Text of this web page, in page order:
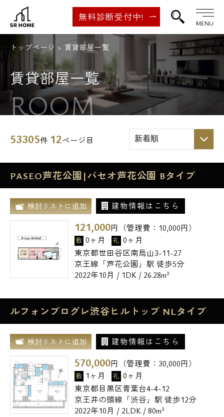
無料診断受付中!
MENU
トップページ 賃貸部屋一覧
賃貸部屋一覧
ROOM
53305件 12ページ目
PASEO芦花公園|パセオ芦花公園 Bタイプ
検討リストに追加 建物情報はこちら
121,000円（管理費： 10,000円）
敷 0ヶ月 礼 0ヶ月
東京都世田谷区南烏山3-11-27
京王線「芦花公園」駅 徒歩5分
2022年10月 / 1DK / 26.28m²
ルフォンプログレ渋谷ヒルトップ NLタイプ
検討リストに追加 建物情報はこちら
570,000円（管理費： 30,000円）
敷 1ヶ月 礼 0ヶ月
東京都目黒区青葉台4-4-12
京王井の頭線「渋谷」駅 徒歩12分
2022年10月 / 2LDK / 80m²